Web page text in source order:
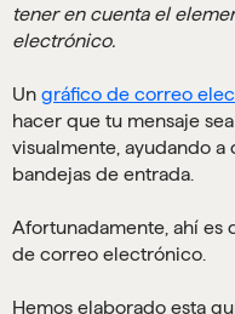
tener en cuenta el
electrónico.
Un gráfico de correo
hacer que tu mensaje
visualmente, ayudando a
bandejas de entrada.
Afortunadamente, ahí es
de correo electrónico.
Hemos elaborado esta